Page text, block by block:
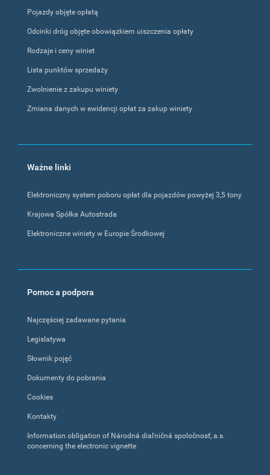
Pojazdy objęte opłatą
Odcinki dróg objęte obowiązkiem uiszczenia opłaty
Rodzaje i ceny winiet
Lista punktów sprzedaży
Zwolnienie z zakupu winiety
Zmiana danych w ewidencji opłat za zakup winiety
Ważne linki
Elektroniczny system poboru opłat dla pojazdów powyżej 3,5 tony
Krajowa Spółka Autostrada
Elektroniczne winiety w Europie Środkowej
Pomoc a podpora
Najczęściej zadawane pytania
Legislatywa
Słownik pojęć
Dokumenty do pobrania
Cookies
Kontakty
Information obligation of Národná diaľničná spoločnosť, a.s.
concerning the electronic vignette